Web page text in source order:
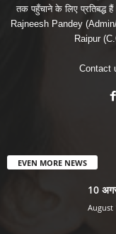
तक पहुँचाने के लिए प्रतिबद्ध
Rajneesh Pandey
Raipur
Contact
EVEN MORE NEWS
10
August